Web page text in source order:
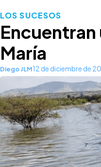
LOS SUCESOS
Encuentran
María
Diego JLM12 de diciembre de